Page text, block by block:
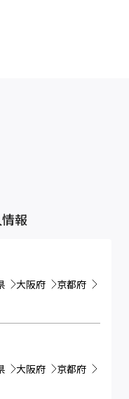
報
大阪府
京都府
大阪府
京都府